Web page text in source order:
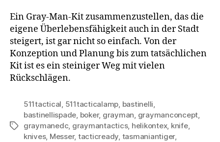
Ein Gray-Man-Kit zusammenzustellen, das die
eigene Überlebensfähigkeit auch in der Stadt
steigert, ist gar nicht so einfach. Von der
Konzeption und Planung bis zum tatsächlichen
Kit ist es ein steiniger Weg mit vielen
Rückschlägen.
Schlagwörter
511tactical, 511tacticalamp, bastinelli,
bastinellispade, boker, grayman, graymanconcept,
graymanedc, graymantactics, helikontex, knife,
knives, Messer, tacticready, tasmaniantiger,